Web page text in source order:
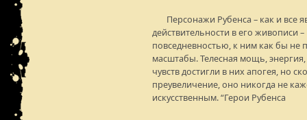
Персонажи Рубенса – как и все
действительности в его живописи
повседневностью, к ним как бы
масштабы. Телесная мощь, энергия,
чувств достигли в них апогея, но
преувеличение, оно никогда не
искусственным. “Герои Рубенса